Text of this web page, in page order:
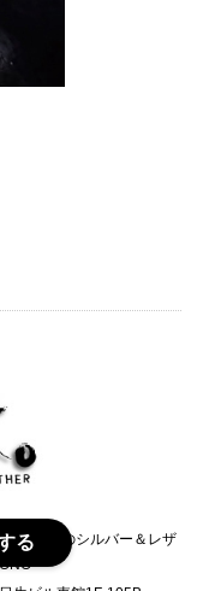
ルなどのシルバー＆レザ
る